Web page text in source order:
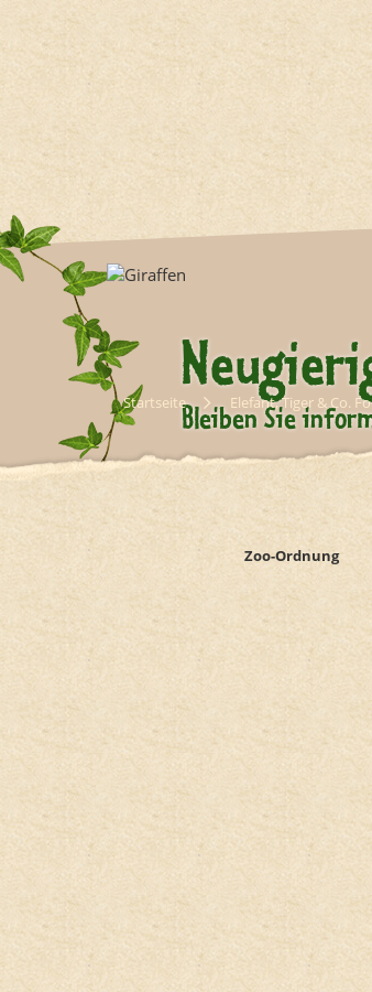
Bleiben Sie
Newsletter
Startseite Elefant, Tiger & Co.
Zoo-Ordnung